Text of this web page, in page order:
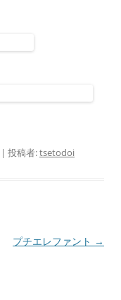
| 投稿者:tsetodoi
プチエレファント →